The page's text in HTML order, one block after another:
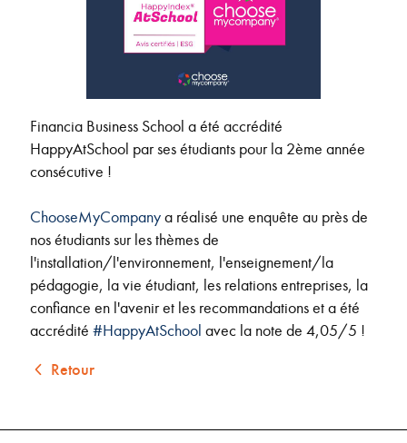
Financia Business School a été accrédité
HappyAtSchool par ses étudiants pour la 2ème année
consécutive !
ChooseMyCompanya réalisé une enquête au près de
nos étudiants sur les thèmes de
l'installation/l'environnement, l'enseignement/la
pédagogie, la vie étudiant, les relations entreprises, la
confiance en l'avenir et les recommandations et a été
accrédité #HappyAtSchool avec la note de 4,05/5 !
Retour